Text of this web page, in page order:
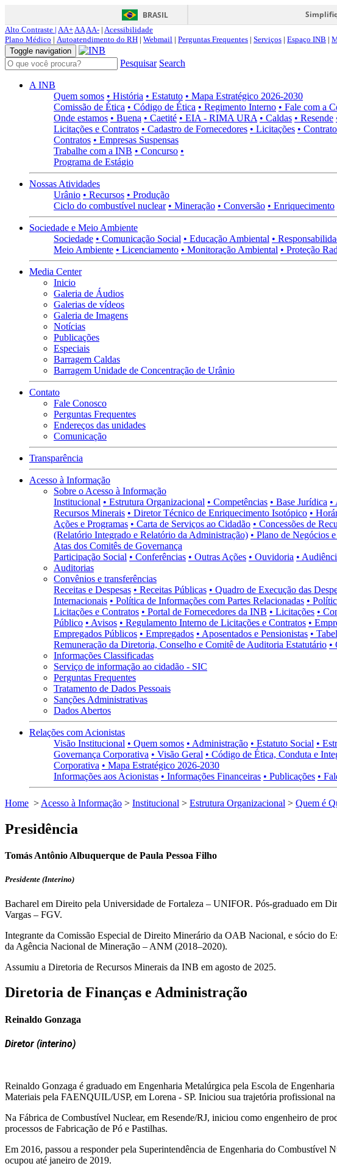
BRASIL
Alto Contraste | AA+AAAA- | Acessibilidade
Plano Médico | Autoatendimento do RH | Webmail | Perguntas Frequentes | Serviços | Espaço INB |
Toggle navigation
Pesquisar Search
A INB
Quem somos • História • Estatuto • Mapa Estratégico 2026-2030
Comissão de Ética • Código de Ética • Regimento Interno • Fale com a
Onde estamos • Buena • Caetité • EIA - RIMA URA • Caldas • Resende
Licitações e Contratos • Cadastro de Fornecedores • Licitações •
Contratos • Empresas Suspensas
Trabalhe com a INB • Concurso •
Programa de Estágio
Nossas Atividades
Urânio • Recursos • Produção
Ciclo do combustível nuclear • Mineração • Conversão • Enriquecimento
Sociedade e Meio Ambiente
Sociedade • Comunicação Social • Educação Ambiental •
Meio Ambiente • Licenciamento • Monitoração Ambiental • Proteção
Media Center
Inicio
Galeria de Áudios
Galerias de vídeos
Galeria de Imagens
Notícias
Publicações
Especiais
Barragem Caldas
Barragem Unidade de Concentração de Urânio
Contato
Fale Conosco
Perguntas Frequentes
Endereços das unidades
Comunicação
Transparência
Acesso à Informação
Sobre o Acesso à Informação
Institucional • Estrutura Organizacional • Competências • Base Jurídica •
Recursos Minerais • Diretor Técnico de Enriquecimento Isotópico •
Ações e Programas • Carta de Serviços ao Cidadão • Concessões de
(Relatório Integrado e Relatório da Administração) • Plano de Negócios
Atas dos Comitês de Governança
Participação Social • Conferências • Outras Ações • Ouvidoria •
Auditorias
Convênios e transferências
Receitas e Despesas • Receitas Públicas • Quadro de Execução das
Internacionais • Política de Informações com Partes Relacionadas •
Licitações e Contratos • Portal de Fornecedores da INB • Licitações •
Público • Avisos • Regulamento Interno de Licitações e Contratos •
Empregados Públicos • Empregados • Aposentados e Pensionistas •
Remuneração da Diretoria, Conselho e Comitê de Auditoria Estatutário •
Informações Classificadas
Serviço de informação ao cidadão - SIC
Perguntas Frequentes
Tratamento de Dados Pessoais
Sanções Administrativas
Dados Abertos
Relações com Acionistas
Visão Institucional • Quem somos • Administração • Estatuto Social •
Governança Corporativa • Visão Geral • Código de Ética, Conduta e
Corporativa • Mapa Estratégico 2026-2030
Informações aos Acionistas • Informações Financeiras • Publicações •
Home > Acesso à Informação > Institucional > Estrutura Organizacional > Quem é
Presidência
Tomás Antônio Albuquerque de Paula Pessoa Filho
Presidente (Interino)
Bacharel em Direito pela Universidade de Fortaleza – UNIFOR. Pós-graduado em
Vargas – FGV.
Integrante da Comissão Especial de Direito Minerário da OAB Nacional, e sócio do
da Agência Nacional de Mineração – ANM (2018–2020).
Assumiu a Diretoria de Recursos Minerais da INB em agosto de 2025.
Diretoria de Finanças e Administração
Reinaldo Gonzaga
Diretor (interino)
Reinaldo Gonzaga é graduado em Engenharia Metalúrgica pela Escola de
Materiais pela FAENQUIL/USP, em Lorena - SP. Iniciou sua trajetória profissional
Na Fábrica de Combustível Nuclear, em Resende/RJ, iniciou como engenheiro de
processos de Fabricação de Pó e Pastilhas.
Em 2016, passou a responder pela Superintendência de Engenharia do
ocupou até janeiro de 2019.